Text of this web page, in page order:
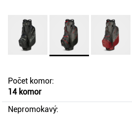
Počet komor:
14 komor
Nepromokavý: